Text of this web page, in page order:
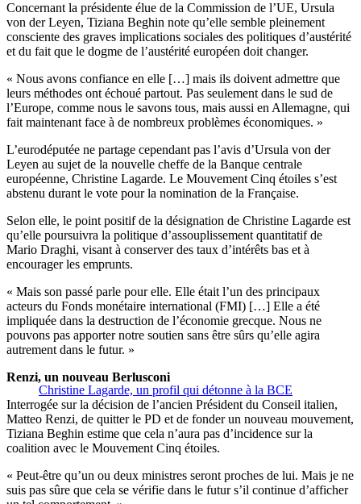
Concernant la présidente élue de la Commission de l’UE, Ursula
von der Leyen, Tiziana Beghin note qu’elle semble pleinement
consciente des graves implications sociales des politiques d’austérité
et du fait que le dogme de l’austérité européen doit changer.
« Nous avons confiance en elle […] mais ils doivent admettre que
leurs méthodes ont échoué partout. Pas seulement dans le sud de
l’Europe, comme nous le savons tous, mais aussi en Allemagne, qui
fait maintenant face à de nombreux problèmes économiques. »
L’eurodéputée ne partage cependant pas l’avis d’Ursula von der
Leyen au sujet de la nouvelle cheffe de la Banque centrale
européenne, Christine Lagarde. Le Mouvement Cinq étoiles s’est
abstenu durant le vote pour la nomination de la Française.
Selon elle, le point positif de la désignation de Christine Lagarde est
qu’elle poursuivra la politique d’assouplissement quantitatif de
Mario Draghi, visant à conserver des taux d’intérêts bas et à
encourager les emprunts.
« Mais son passé parle pour elle. Elle était l’un des principaux
acteurs du Fonds monétaire international (FMI) […] Elle a été
impliquée dans la destruction de l’économie grecque. Nous ne
pouvons pas apporter notre soutien sans être sûrs qu’elle agira
autrement dans le futur. »
Christine Lagarde, un profil qui détonne à la BCE
Renzi, un nouveau Berlusconi
Interrogée sur la décision de l’ancien Président du Conseil italien,
Matteo Renzi, de quitter le PD et de fonder un nouveau mouvement,
Tiziana Beghin estime que cela n’aura pas d’incidence sur la
coalition avec le Mouvement Cinq étoiles.
« Peut-être qu’un ou deux ministres seront proches de lui. Mais je ne
suis pas sûre que cela se vérifie dans le futur s’il continue d’afficher